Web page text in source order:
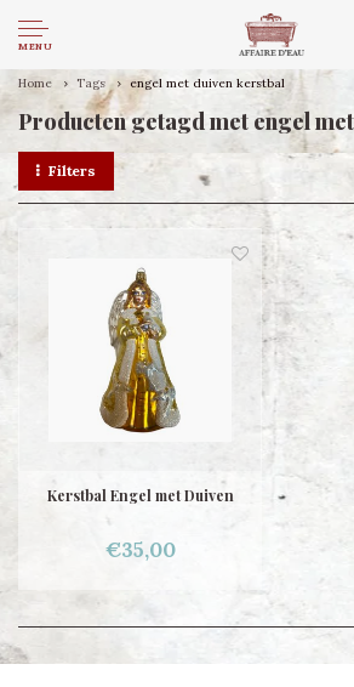
MENU
Home Tags engel met duiven kerstbal
Producten getagd met engel
Filters
Kerstbal Engel met Duiven
€35,00